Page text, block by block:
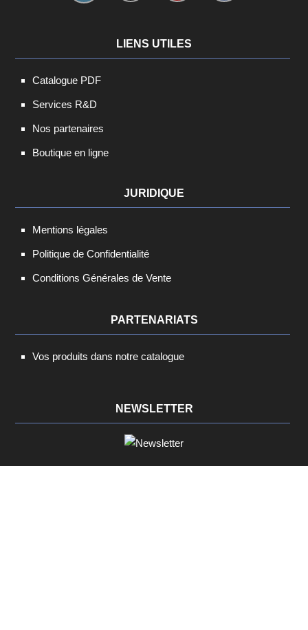
LIENS UTILES
Catalogue PDF
Services R&D
Nos partenaires
Boutique en ligne
JURIDIQUE
Mentions légales
Politique de Confidentialité
Conditions Générales de Vente
PARTENARIATS
Vos produits dans notre catalogue
NEWSLETTER